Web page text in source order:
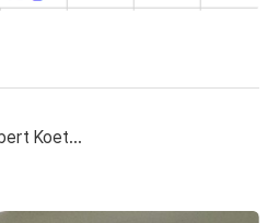
알버트 쿠치어 (Albert Koetsier)